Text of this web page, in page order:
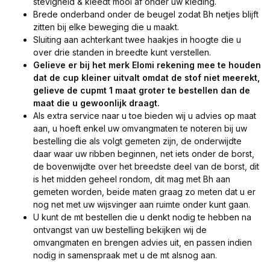
Brede onderband onder de beugel zodat Bh netjes blijft
zitten bij elke beweging die u maakt.
Sluiting aan achterkant twee haakjes in hoogte die u
over drie standen in breedte kunt verstellen.
Gelieve er bij het merk Elomi rekening mee te houden
dat de cup kleiner uitvalt omdat de stof niet meerekt,
gelieve de cupmt 1 maat groter te bestellen dan de
maat die u gewoonlijk draagt.
Als extra service naar u toe bieden wij u advies op maat
aan, u hoeft enkel uw omvangmaten te noteren bij uw
bestelling die als volgt gemeten zijn, de onderwijdte
daar waar uw ribben beginnen, net iets onder de borst,
de bovenwijdte over het breedste deel van de borst, dit
is het midden geheel rondom, dit mag met Bh aan
gemeten worden, beide maten graag zo meten dat u er
nog net met uw wijsvinger aan ruimte onder kunt gaan.
U kunt de mt bestellen die u denkt nodig te hebben na
ontvangst van uw bestelling bekijken wij de
omvangmaten en brengen advies uit, en passen indien
nodig in samenspraak met u de mt alsnog aan.